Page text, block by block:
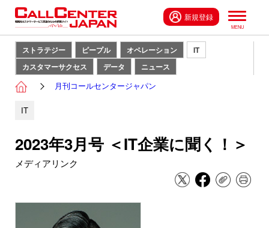
新規登録
ストラテジー ピープル オペレーション
IT
カスタマーサクセス
データ ニュース
月刊コールセンタージャパン
IT
2023年3月号 ＜IT企業に聞く！＞
メディアリンク